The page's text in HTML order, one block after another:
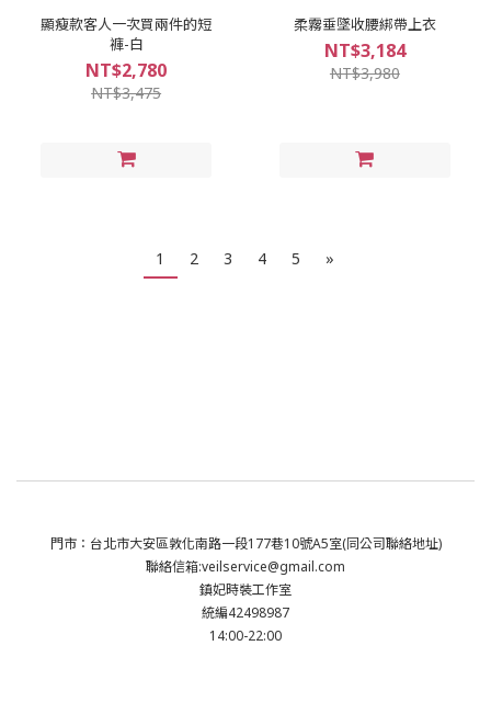
顯瘦款客人一次買兩件的短
褲-白
NT$2,780
NT$3,475
柔霧垂墜收腰綁帶上衣
NT$3,184
NT$3,980
1 2 3 4 5 »
門市：台北市大安區敦化南路一段177巷10號A5室(同公司聯絡地址)
聯絡信箱:veilservice@gmail.com
鎮妃時裝工作室
統編42498987
14:00-22:00